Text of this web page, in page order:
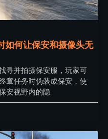
如何让保安和摄像头无
寻并拍摄保安服，玩家可
章任务时伪装成保安，使
安视野内的隐